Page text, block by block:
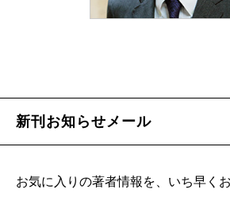
新刊お知らせメール
お気に入りの著者情報を、いち早く